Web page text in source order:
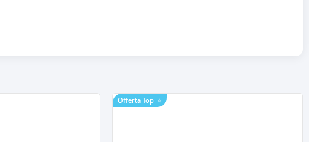
Offerta Top ⭐